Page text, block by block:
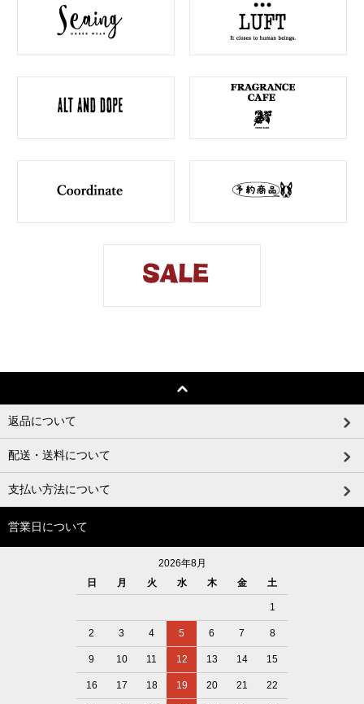
返品について
配送・送料について
支払い方法について
営業日について
2026年8月
日
月 火 水 木 金 土
1
2 3 4 5 6 7 8
9 10 11 12 13 14 15
16 17 18 19 20 21 22